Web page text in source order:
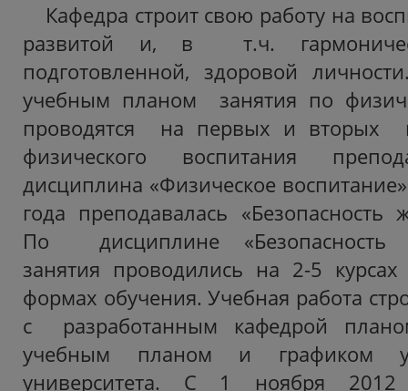
Кафедра строит свою работу на
развитой и, в т.ч.
подготовленной, здоровой
учебным планом занятия по
проводятся на первых и вторых
физического воспитания
дисциплина «Физическое
года преподавалась «Безопасность
По дисциплине «Безопасность
занятия проводились на 2-5
формах обучения. Учебная работа
с разработанным кафедрой
учебным планом и графиком
университета. С 1 ноября 2012